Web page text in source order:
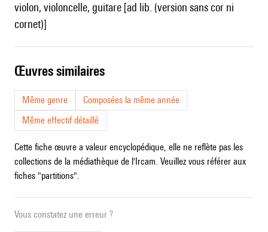
violon, violoncelle, guitare [ad lib. (version sans cor ni
cornet)]
œuvres similaires
Même genre
Composées la même année
Même effectif détaillé
Cette fiche œuvre a valeur encyclopédique, elle ne reflète pas les
collections de la médiathèque de l'Ircam. Veuillez vous référer aux
fiches "partitions".
Vous constatez une erreur ?